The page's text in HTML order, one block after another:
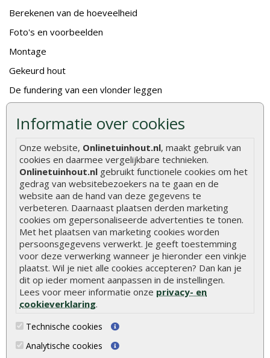
Informatie over cookies
Onze website, Onlinetuinhout.nl, maakt gebruik van
cookies en daarmee vergelijkbare technieken.
Onlinetuinhout.nl gebruikt functionele cookies om het
gedrag van websitebezoekers na te gaan en de
website aan de hand van deze gegevens te
verbeteren. Daarnaast plaatsen derden marketing
cookies om gepersonaliseerde advertenties te tonen.
Met het plaatsen van marketing cookies worden
persoonsgegevens verwerkt. Je geeft toestemming
voor deze verwerking wanneer je hieronder een vinkje
plaatst. Wil je niet alle cookies accepteren? Dan kan je
dit op ieder moment aanpassen in de instellingen.
Lees voor meer informatie onze privacy- en
cookieverklaring.
Technische cookies
Analytische cookies
Berekenen van de hoeveelheid
Foto's en voorbeelden
Montage
Gekeurd hout
De fundering van een vlonder leggen
Hoe zelf een vlonder leggen
Hoe betonpaal plaatsen
Hoe schutting plaatsen
De 9 beste tuinschermen van Onlinetuinhout.nl
Stijlvolle houtsoorten voor in de tuin
Duurzame tuin
Welke palen voor een schapenhek
Alle populaire categorieën
Tuinhout
Tuinpalen
Tuindeuren